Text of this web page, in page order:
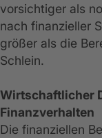
vorsichtiger als
nach finanzieller
größer als die
Schlein.
Wirtschaftlicher
Finanzverhalten
Die finanziellen